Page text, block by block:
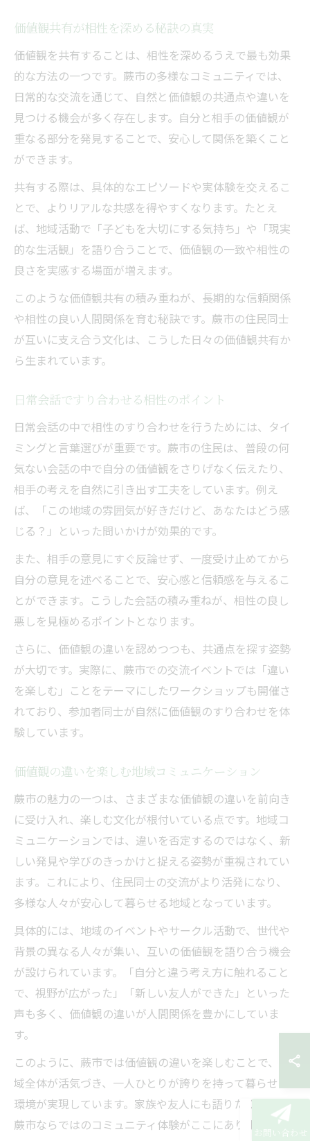
価値観共有が相性を深める秘訣の真実
価値観を共有することは、相性を深めるうえで最も効果
的な方法の一つです。蕨市の多様なコミュニティでは、
日常的な交流を通じて、自然と価値観の共通点や違いを
見つける機会が多く存在します。自分と相手の価値観が
重なる部分を発見することで、安心して関係を築くこと
ができます。
共有する際は、具体的なエピソードや実体験を交えるこ
とで、よりリアルな共感を得やすくなります。たとえ
ば、地域活動で「子どもを大切にする気持ち」や「現実
的な生活観」を語り合うことで、価値観の一致や相性の
良さを実感する場面が増えます。
このような価値観共有の積み重ねが、長期的な信頼関係
や相性の良い人間関係を育む秘訣です。蕨市の住民同士
が互いに支え合う文化は、こうした日々の価値観共有か
ら生まれています。
日常会話ですり合わせる相性のポイント
日常会話の中で相性のすり合わせを行うためには、タイ
ミングと言葉選びが重要です。蕨市の住民は、普段の何
気ない会話の中で自分の価値観をさりげなく伝えたり、
相手の考えを自然に引き出す工夫をしています。例え
ば、「この地域の雰囲気が好きだけど、あなたはどう感
じる？」といった問いかけが効果的です。
また、相手の意見にすぐ反論せず、一度受け止めてから
自分の意見を述べることで、安心感と信頼感を与えるこ
とができます。こうした会話の積み重ねが、相性の良し
悪しを見極めるポイントとなります。
さらに、価値観の違いを認めつつも、共通点を探す姿勢
が大切です。実際に、蕨市での交流イベントでは「違い
を楽しむ」ことをテーマにしたワークショップも開催さ
れており、参加者同士が自然に価値観のすり合わせを体
験しています。
価値観の違いを楽しむ地域コミュニケーション
蕨市の魅力の一つは、さまざまな価値観の違いを前向き
に受け入れ、楽しむ文化が根付いている点です。地域コ
ミュニケーションでは、違いを否定するのではなく、新
しい発見や学びのきっかけと捉える姿勢が重視されてい
ます。これにより、住民同士の交流がより活発になり、
多様な人々が安心して暮らせる地域となっています。
具体的には、地域のイベントやサークル活動で、世代や
背景の異なる人々が集い、互いの価値観を語り合う機会
が設けられています。「自分と違う考え方に触れること
で、視野が広がった」「新しい友人ができた」といった
声も多く、価値観の違いが人間関係を豊かにしていま
す。
このように、蕨市では価値観の違いを楽しむことで、地
域全体が活気づき、一人ひとりが誇りを持って暮らせる
環境が実現しています。家族や友人にも語りたくなる、
蕨市ならではのコミュニティ体験がここにあります。
お問い合わせ